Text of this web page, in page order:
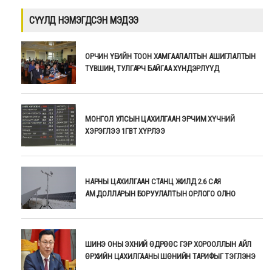
СҮҮЛД НЭМЭГДСЭН МЭДЭЭ
ОРЧИН ҮЕИЙН ТООН ХАМГААЛАЛТЫН АШИГЛАЛТЫН
ТҮВШИН, ТУЛГАРЧ БАЙГАА ХҮНДЭРЛҮҮД
МОНГОЛ УЛСЫН ЦАХИЛГААН ЭРЧИМ ХҮЧНИЙ
ХЭРЭГЛЭЭ 1ГВТ ХҮРЛЭЭ
НАРНЫ ЦАХИЛГААН СТАНЦ ЖИЛД 2.6 САЯ
АМ.ДОЛЛАРЫН БОРУУЛАЛТЫН ОРЛОГО ОЛНО
ШИНЭ ОНЫ ЭХНИЙ ӨДРӨӨС ГЭР ХОРООЛЛЫН АЙЛ
ӨРХИЙН ЦАХИЛГААНЫ ШӨНИЙН ТАРИФЫГ ТЭГЛЭНЭ